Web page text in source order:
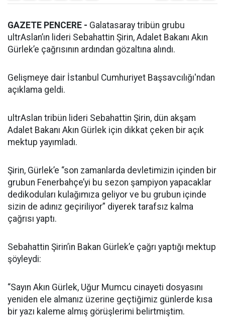
GAZETE PENCERE - Galatasaray tribün grubu
ultrAslan’ın lideri Sebahattin Şirin, Adalet Bakanı Akın
Gürlek’e çağrısının ardından gözaltına alındı.
Gelişmeye dair İstanbul Cumhuriyet Başsavcılığı'ndan
açıklama geldi.
ultrAslan tribün lideri Sebahattin Şirin, dün akşam
Adalet Bakanı Akın Gürlek için dikkat çeken bir açık
mektup yayımladı.
Şirin, Gürlek’e “son zamanlarda devletimizin içinden bir
grubun Fenerbahçe’yi bu sezon şampiyon yapacaklar
dedikoduları kulağımıza geliyor ve bu grubun içinde
sizin de adınız geçiriliyor” diyerek tarafsız kalma
çağrısı yaptı.
Sebahattin Şirin’in Bakan Gürlek’e çağrı yaptığı mektup
şöyleydi:
“Sayın Akın Gürlek, Uğur Mumcu cinayeti dosyasını
yeniden ele almanız üzerine geçtiğimiz günlerde kısa
bir yazı kaleme almış görüşlerimi belirtmiştim.